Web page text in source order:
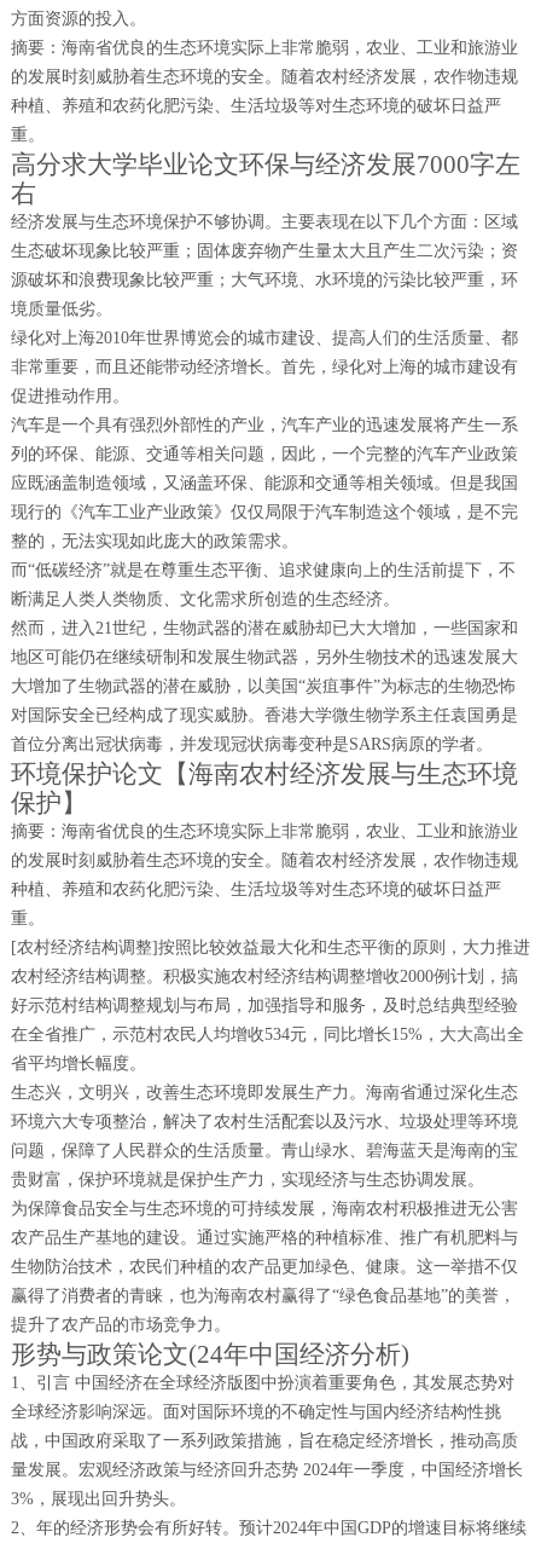
方面资源的投入。
摘要：海南省优良的生态环境实际上非常脆弱，农业、工业和旅游业
的发展时刻威胁着生态环境的安全。随着农村经济发展，农作物违规
种植、养殖和农药化肥污染、生活垃圾等对生态环境的破坏日益严
重。
高分求大学毕业论文环保与经济发展7000字左
右
经济发展与生态环境保护不够协调。主要表现在以下几个方面：区域
生态破坏现象比较严重；固体废弃物产生量太大且产生二次污染；资
源破坏和浪费现象比较严重；大气环境、水环境的污染比较严重，环
境质量低劣。
绿化对上海2010年世界博览会的城市建设、提高人们的生活质量、都
非常重要，而且还能带动经济增长。首先，绿化对上海的城市建设有
促进推动作用。
汽车是一个具有强烈外部性的产业，汽车产业的迅速发展将产生一系
列的环保、能源、交通等相关问题，因此，一个完整的汽车产业政策
应既涵盖制造领域，又涵盖环保、能源和交通等相关领域。但是我国
现行的《汽车工业产业政策》仅仅局限于汽车制造这个领域，是不完
整的，无法实现如此庞大的政策需求。
而“低碳经济”就是在尊重生态平衡、追求健康向上的生活前提下，不
断满足人类人类物质、文化需求所创造的生态经济。
然而，进入21世纪，生物武器的潜在威胁却已大大增加，一些国家和
地区可能仍在继续研制和发展生物武器，另外生物技术的迅速发展大
大增加了生物武器的潜在威胁，以美国“炭疽事件”为标志的生物恐怖
对国际安全已经构成了现实威胁。香港大学微生物学系主任袁国勇是
首位分离出冠状病毒，并发现冠状病毒变种是SARS病原的学者。
环境保护论文【海南农村经济发展与生态环境
保护】
摘要：海南省优良的生态环境实际上非常脆弱，农业、工业和旅游业
的发展时刻威胁着生态环境的安全。随着农村经济发展，农作物违规
种植、养殖和农药化肥污染、生活垃圾等对生态环境的破坏日益严
重。
[农村经济结构调整]按照比较效益最大化和生态平衡的原则，大力推进
农村经济结构调整。积极实施农村经济结构调整增收2000例计划，搞
好示范村结构调整规划与布局，加强指导和服务，及时总结典型经验
在全省推广，示范村农民人均增收534元，同比增长15%，大大高出全
省平均增长幅度。
生态兴，文明兴，改善生态环境即发展生产力。海南省通过深化生态
环境六大专项整治，解决了农村生活配套以及污水、垃圾处理等环境
问题，保障了人民群众的生活质量。青山绿水、碧海蓝天是海南的宝
贵财富，保护环境就是保护生产力，实现经济与生态协调发展。
为保障食品安全与生态环境的可持续发展，海南农村积极推进无公害
农产品生产基地的建设。通过实施严格的种植标准、推广有机肥料与
生物防治技术，农民们种植的农产品更加绿色、健康。这一举措不仅
赢得了消费者的青睐，也为海南农村赢得了“绿色食品基地”的美誉，
提升了农产品的市场竞争力。
形势与政策论文(24年中国经济分析)
1、引言 中国经济在全球经济版图中扮演着重要角色，其发展态势对
全球经济影响深远。面对国际环境的不确定性与国内经济结构性挑
战，中国政府采取了一系列政策措施，旨在稳定经济增长，推动高质
量发展。宏观经济政策与经济回升态势 2024年一季度，中国经济增长
3%，展现出回升势头。
2、年的经济形势会有所好转。预计2024年中国GDP的增速目标将继续